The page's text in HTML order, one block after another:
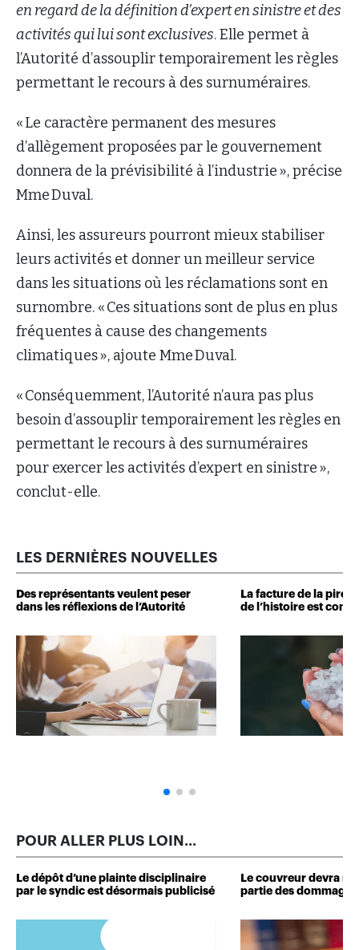
en regard de la définition d’expert en sinistre et des
activités qui lui sont exclusives. Elle permet à
l’Autorité d’assouplir temporairement les règles
permettant le recours à des surnuméraires.
« Le caractère permanent des mesures
d’allègement proposées par le gouvernement
donnera de la prévisibilité à l’industrie », précise
Mme Duval.
Ainsi, les assureurs pourront mieux stabiliser
leurs activités et donner un meilleur service
dans les situations où les réclamations sont en
surnombre. « Ces situations sont de plus en plus
fréquentes à cause des changements
climatiques », ajoute Mme Duval.
« Conséquemment, l’Autorité n’aura pas plus
besoin d’assouplir temporairement les règles en
permettant le recours à des surnuméraires
pour exercer les activités d’expert en sinistre »,
conclut-elle.
LES DERNIÈRES NOUVELLES
Des représentants veulent peser
dans les réflexions de l’Autorité
La facture de la pire
de l’histoire est
POUR ALLER PLUS LOIN...
Le dépôt d’une plainte disciplinaire
par le syndic est désormais publicisé
Le couvreur devra
partie des dommages